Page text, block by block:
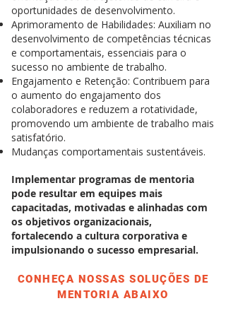
oportunidades de desenvolvimento.
Aprimoramento de Habilidades: Auxiliam no
desenvolvimento de competências técnicas
e comportamentais, essenciais para o
sucesso no ambiente de trabalho.
Engajamento e Retenção: Contribuem para
o aumento do engajamento dos
colaboradores e reduzem a rotatividade,
promovendo um ambiente de trabalho mais
satisfatório.
Mudanças comportamentais sustentáveis.
Implementar programas de mentoria
pode resultar em equipes mais
capacitadas, motivadas e alinhadas com
os objetivos organizacionais,
fortalecendo a cultura corporativa e
impulsionando o sucesso empresarial.
CONHEÇA NOSSAS SOLUÇÕES DE
MENTORIA ABAIXO